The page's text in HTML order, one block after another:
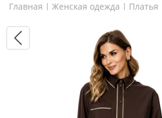
Главная Женская одежда Платья